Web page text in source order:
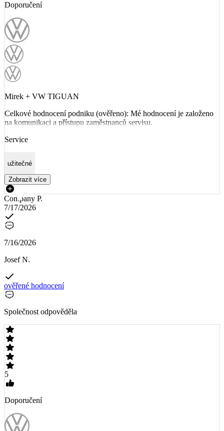
Doporučení
Mirek + VW TIGUAN
Celkové hodnocení podniku (ověřeno): Mé hodnocení je založeno
na komunikaci a přístupu zaměstnanců servisu.
Service
užitečné
Zobrazit více
Company P.
7/17/2026
7/16/2026
Josef N.
ověřené hodnocení
Společnost odpověděla
5
Doporučení